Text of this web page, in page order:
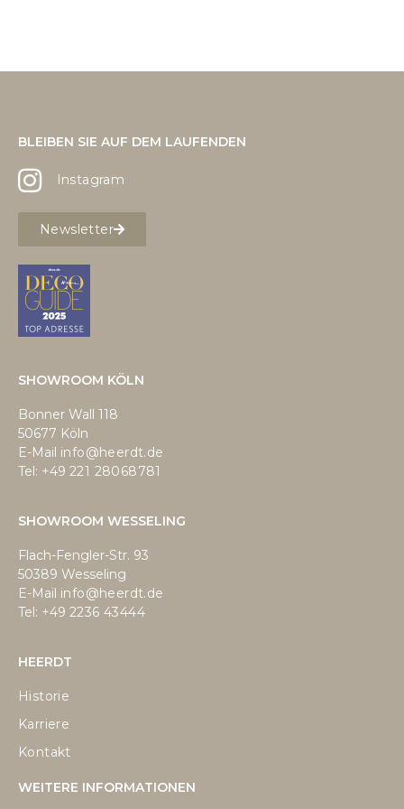
BLEIBEN SIE AUF DEM LAUFENDEN
Instagram
Newsletter
SHOWROOM KÖLN
Bonner Wall 118
50677 Köln
E-Mail info@heerdt.de
Tel: +49 221 28068781
SHOWROOM WESSELING
Flach-Fengler-Str. 93
50389 Wesseling
E-Mail info@heerdt.de
Tel: +49 2236 43444
HEERDT
Historie
Karriere
Kontakt
WEITERE INFORMATIONEN